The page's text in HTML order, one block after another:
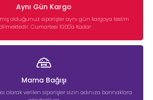
Aynı Gün Kargo
olduğunuz siparişler aynı gün kargoya teslim
Cumartesi 10:00'a Kadar
Mama Bağışı
olarak verilen siparişler sizin adınıza barınaklara